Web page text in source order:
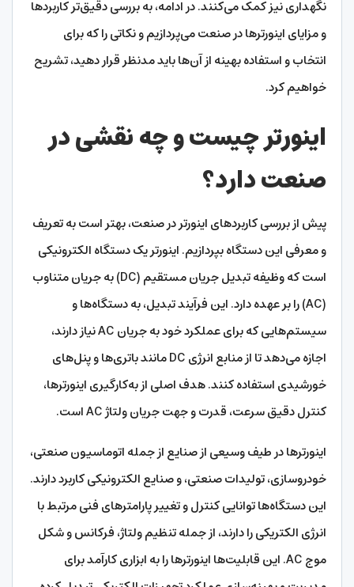
نگهداری نیز کمک می‌کنند. در ادامه، به بررسی دقیق‌تر کاربردها
و مزایای اینورترها در صنعت می‌پردازیم و نکاتی را که برای
انتخاب و استفاده بهینه از آن‌ها باید مدنظر قرار دهید، تشریح
خواهیم کرد.
اینورتر چیست و چه نقشی در
صنعت دارد؟
پیش از بررسی کاربردهای اینورتر در صنعت، بهتر است به تعریف
و معرفی این دستگاه بپردازیم. اینورتر یک دستگاه الکترونیکی
است که وظیفه تبدیل جریان مستقیم (DC) به جریان متناوب
(AC) را بر عهده دارد. این فرآیند تبدیل، به دستگاه‌ها و
سیستم‌هایی که برای عملکرد خود به جریان AC نیاز دارند،
اجازه می‌دهد تا از منابع انرژی DC مانند باتری‌ها و پنل‌های
خورشیدی استفاده کنند. هدف اصلی از به‌کارگیری اینورترها،
کنترل دقیق سرعت، قدرت و جهت جریان ولتاژ AC است.
اینورترها در طیف وسیعی از صنایع از جمله اتوماسیون صنعتی،
خودروسازی، تولیدات صنعتی، و صنایع الکترونیکی کاربرد دارند.
این دستگاه‌ها توانایی کنترل و تغییر پارامترهای فنی مرتبط با
انرژی الکتریکی را دارند، از جمله تنظیم ولتاژ، فرکانس و شکل
موج AC. این قابلیت‌ها اینورترها را به ابزاری کارآمد برای